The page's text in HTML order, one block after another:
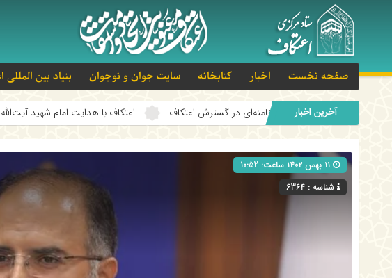
صفحه نخست اخبار کتابخانه سایت جوان و نوجوان بنیاد بین
آخرین اخبار
سید علی خامنه‌ای در گسترش اعتکاف اعتکاف با هدایت امام شهید آیت‌الله سید علی
شناسه : 6364